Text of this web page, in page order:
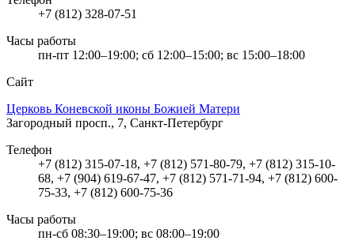
+7 (812) 328-07-51
Часы работы
пн-пт 12:00–19:00; сб 12:00–15:00; вс 15:00–18:00
Сайт
Церковь Коневской иконы Божией Матери
Загородный просп., 7, Санкт-Петербург
Телефон
+7 (812) 315-07-18, +7 (812) 571-80-79, +7 (812) 315-10-
68, +7 (904) 619-67-47, +7 (812) 571-71-94, +7 (812) 600-
75-33, +7 (812) 600-75-36
Часы работы
пн-сб 08:30–19:00; вс 08:00–19:00